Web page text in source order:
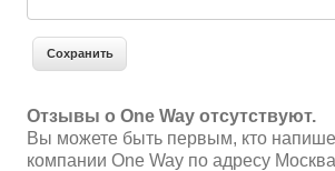
Отзывы о One Way отсутствуют.
Вы можете быть первым, кто
компании One Way по адресу